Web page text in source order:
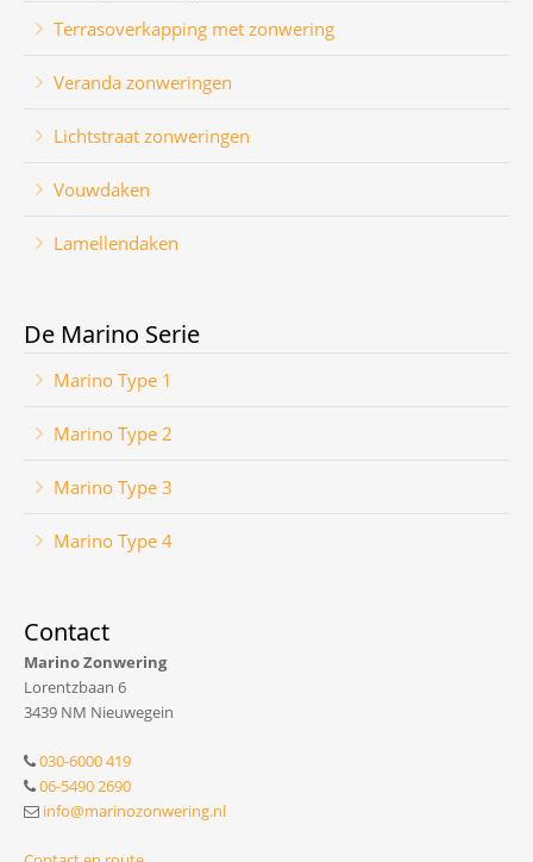
Terrasoverkapping met zonwering
Veranda zonweringen
Lichtstraat zonweringen
Vouwdaken
Lamellendaken
De Marino Serie
Marino Type 1
Marino Type 2
Marino Type 3
Marino Type 4
Contact
Marino Zonwering
Lorentzbaan 6
3439 NM Nieuwegein
030-6000 419
06-5490 2690
info@marinozonwering.nl